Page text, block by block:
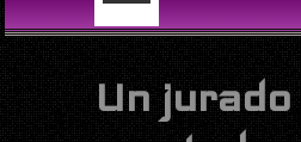
Un jurado